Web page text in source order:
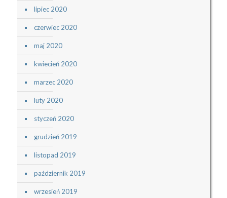
lipiec 2020
czerwiec 2020
maj 2020
kwiecień 2020
marzec 2020
luty 2020
styczeń 2020
grudzień 2019
listopad 2019
październik 2019
wrzesień 2019